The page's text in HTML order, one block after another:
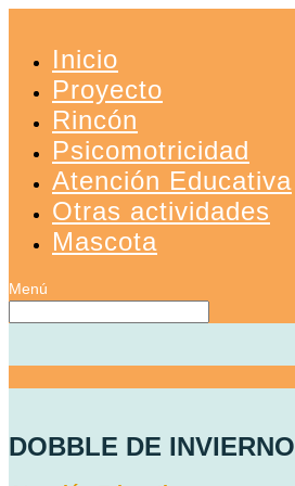
Inicio
Proyecto
Rincón
Psicomotricidad
Atención Educativa
Otras actividades
Mascota
DOBBLE DE INVIERNO